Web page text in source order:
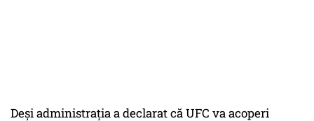
Deşi administraţia a declarat că UFC va acoperi